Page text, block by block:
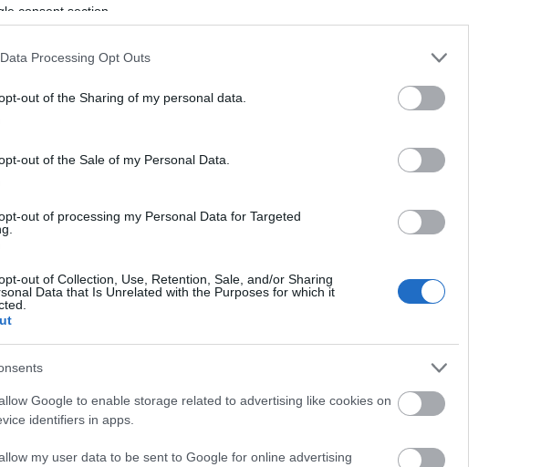
consent section.
Processing Opt Outs
out of the Sharing of my personal data.
out of the Sale of my Personal Data.
out of processing my Personal Data for Targeted
out of Collection, Use, Retention, Sale, and/or Sharing
Data that Is Unrelated with the Purposes for which it
Google to enable storage related to advertising like cookies on
identifiers in apps.
my user data to be sent to Google for online advertising